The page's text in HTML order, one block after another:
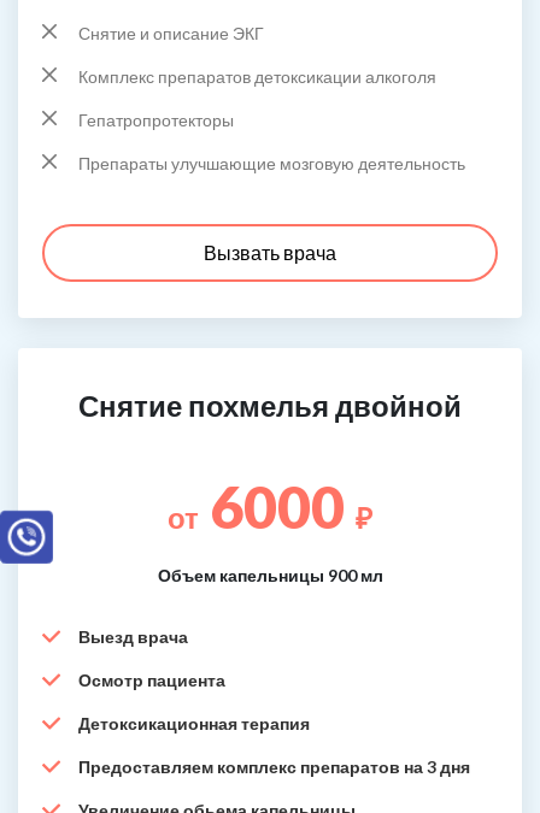
Снятие и описание ЭКГ
Комплекс препаратов детоксикации алкоголя
Гепатропротекторы
Препараты улучшающие мозговую деятельность
Вызвать врача
Снятие похмелья двойной
от 6000 ₽
Объем капельницы 900 мл
Выезд врача
Осмотр пациента
Детоксикационная терапия
Предоставляем комплекс препаратов на 3 дня